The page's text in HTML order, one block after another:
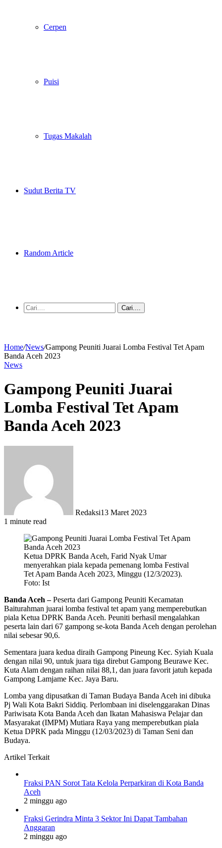
Cerpen
Puisi
Tugas Makalah
Sudut Berita TV
Random Article
Cari....
Home/News/Gampong Peuniti Juarai Lomba Festival Tet Apam
Banda Aceh 2023
News
Gampong Peuniti Juarai
Lomba Festival Tet Apam
Banda Aceh 2023
Redaksi13 Maret 2023
1 minute read
Ketua DPRK Banda Aceh, Farid Nyak Umar
menyerahkan piala kepada pemenang lomba Festival
Tet Apam Banda Aceh 2023, Minggu (12/3/2023).
Foto: Ist
Banda Aceh –Peserta dari Gampong Peuniti Kecamatan
Baiturahman juarai lomba festival tet apam yang memperebutkan
piala Ketua DPRK Banda Aceh. Peuniti berhasil mengalahkan
peserta lain dari 67 gampong se-kota Banda Aceh dengan perolehan
nilai sebesar 90,6.
Sementara juara kedua diraih Gampong Pineung Kec. Syiah Kuala
dengan nilai 90, untuk juara tiga direbut Gampong Beurawe Kec.
Kuta Alam dengan raihan nilai 88,1, dan juara favorit jatuh kepada
Gampong Lamjame Kec. Jaya Baru.
Lomba yang dipusatkan di Taman Budaya Banda Aceh ini dibuka
Pj Wali Kota Bakri Siddiq. Perlombaan ini diselenggarakan Dinas
Pariwisata Kota Banda Aceh dan Ikatan Mahasiswa Pelajar dan
Masyarakat (IMPM) Mutiara Raya yang memperebutkan piala
Ketua DPRK pada Minggu (12/03/2023) di Taman Seni dan
Budaya.
Artikel Terkait
Fraksi PAN Sorot Tata Kelola Perparkiran di Kota Banda
Aceh
2 minggu ago
Fraksi Gerindra Minta 3 Sektor Ini Dapat Tambahan
Anggaran
2 minggu ago